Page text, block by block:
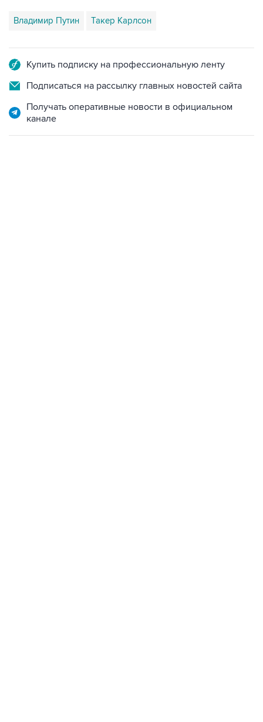
Владимир Путин Такер Карлсон
Купить подписку на профессиональную ленту
Подписаться на рассылку главных новостей сайта
Получать оперативные новости в официальном
канале